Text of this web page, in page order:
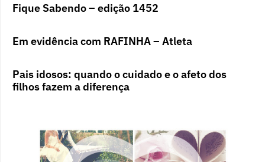
Fique Sabendo – edição 1452
Em evidência com RAFINHA – Atleta
Pais idosos: quando o cuidado e o afeto dos
filhos fazem a diferença